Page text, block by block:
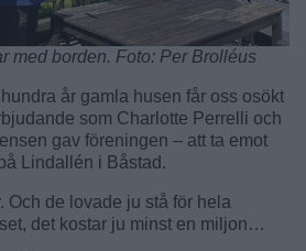
med borden. Foto: Per Brolléus
hundra år gamla husen får oss osökt
som Charlotte Perrelli och
gav föreningen – att ta emot
Lindallén i Båstad.
Och de lovade ju stå för hela
det kostar ju minst en miljon…